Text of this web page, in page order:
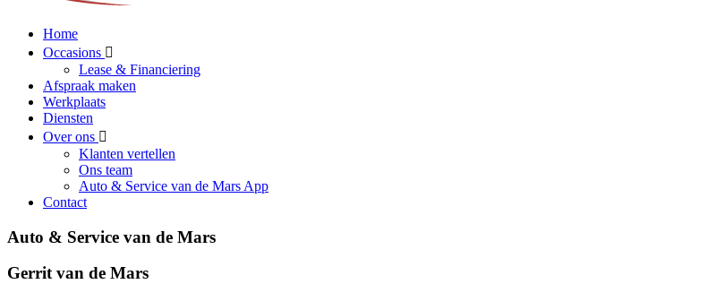
Home
Occasions
Lease & Financiering
Afspraak maken
Werkplaats
Diensten
Over ons
Klanten vertellen
Ons team
Auto & Service van de Mars App
Contact
Auto & Service van de Mars
Gerrit van de Mars